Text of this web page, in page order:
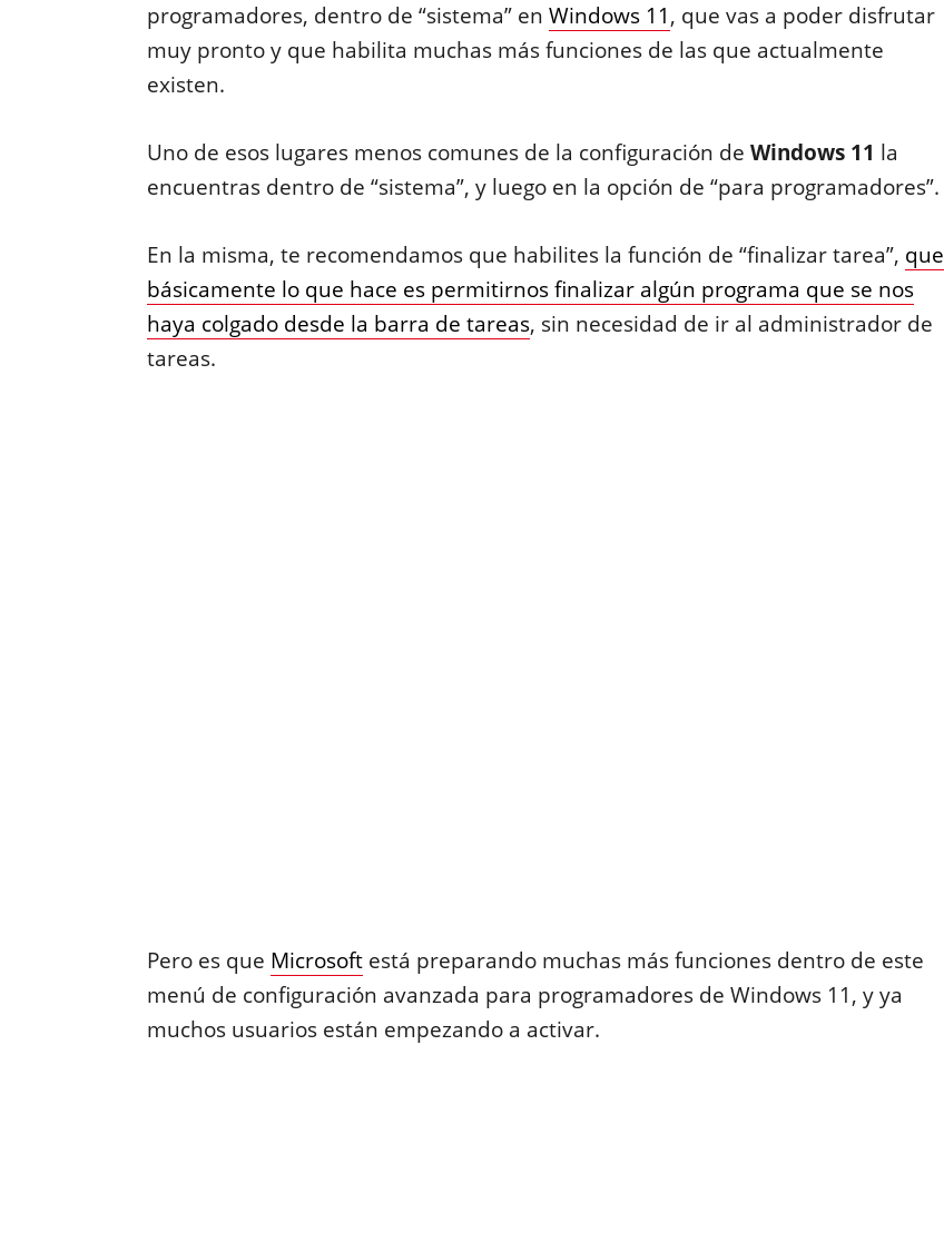
programadores, dentro de “sistema” en Windows 11, que vas a poder disfrutar
muy pronto y que habilita muchas más funciones de las que actualmente
existen.
Uno de esos lugares menos comunes de la configuración de Windows 11 la
encuentras dentro de “sistema”, y luego en la opción de “para programadores”.
En la misma, te recomendamos que habilites la función de “finalizar tarea”, que
básicamente lo que hace es permitirnos finalizar algún programa que se nos
haya colgado desde la barra de tareas, sin necesidad de ir al administrador de
tareas.
Pero es que Microsoftestá preparando muchas más funciones dentro de este
menú de configuración avanzada para programadores de Windows 11, y ya
muchos usuarios están empezando a activar.